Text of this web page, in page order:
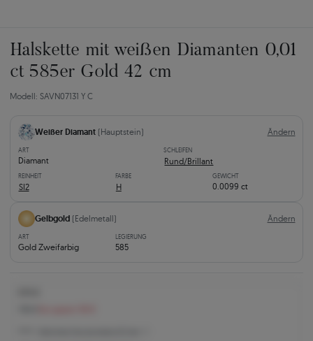
Halskette mit weißen Diamanten 0,01
ct 585er Gold 42 cm
Modell: SAVN07131 Y C
Weißer Diamant (Hauptstein) Ändern
ART
Diamant
SCHLEIFEN
Rund/Brillant
REINHEIT
SI2
FARBE
H
GEWICHT
0.0099 ct
Gelbgold (Edelmetall) Ändern
ART
Gold Zweifarbig
LEGIERUNG
585